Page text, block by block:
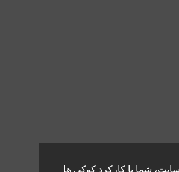
سایت، شما با کارکرد کوکی ها